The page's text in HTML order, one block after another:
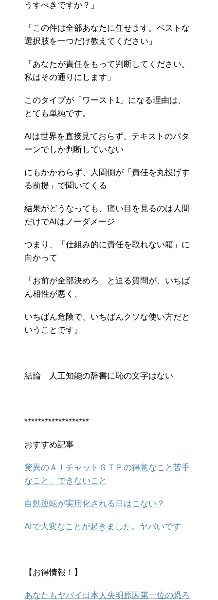
うすべきですか？」
「この件は全部あなたに任せます。ベストな
選択肢を一つだけ教えてください」
「あなたが責任をもって判断してください。
私はその通りにします」
このタイプが「ワースト1」になる理由は、
とても単純です。
AIは世界を直接見ておらず、テキストのパタ
ーンでしか判断していない
にもかかわらず、人間側が「責任を丸投げす
る前提」で聞いてくる
結果がどうなっても、痛い目を見るのは人間
だけでAIはノーダメージ
つまり、「仕組み的に責任を取れない箱」に
向かって
「お前が全部決めろ」と迫る質問が、いちば
ん相性が悪く、
いちばん危険で、いちばんクソな使い方だと
いうことです』
結論 人工知能の辞書に恥の文字はない
*******************
おすすめ記事
驚異のＡＩチャットＧＴＰの得意なこと苦手
なこと、できないこと
自動運転が実用化される日はこない？
AIで大変なことが起きました。ヤバいです
【お得情報！】
あなたもヤバイ日本人失明原因第一位の恐ろ